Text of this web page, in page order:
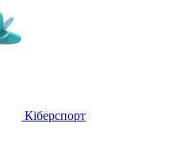
Кіберспорт